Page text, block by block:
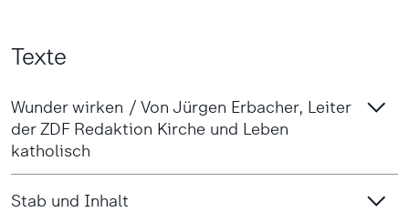
Texte
Wunder wirken / Von Jürgen Erbacher, Leiter
der ZDF Redaktion Kirche und Leben
katholisch
Stab und Inhalt